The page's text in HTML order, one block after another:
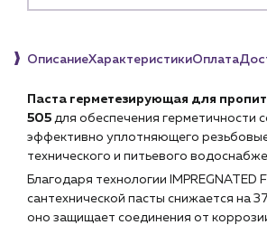
Чат-бот
+7 (918) 070-19-79
Пн – пт: 9:00 – 18:00
ОписаниеХарактеристикиОплата
Паста герметезирующая для
505 для обеспечения герметичности
эффективно уплотняющего
технического и питьевого
Благодаря технологии IMPREGNATED
сантехнической пасты снижается на
оно защищает соединения от